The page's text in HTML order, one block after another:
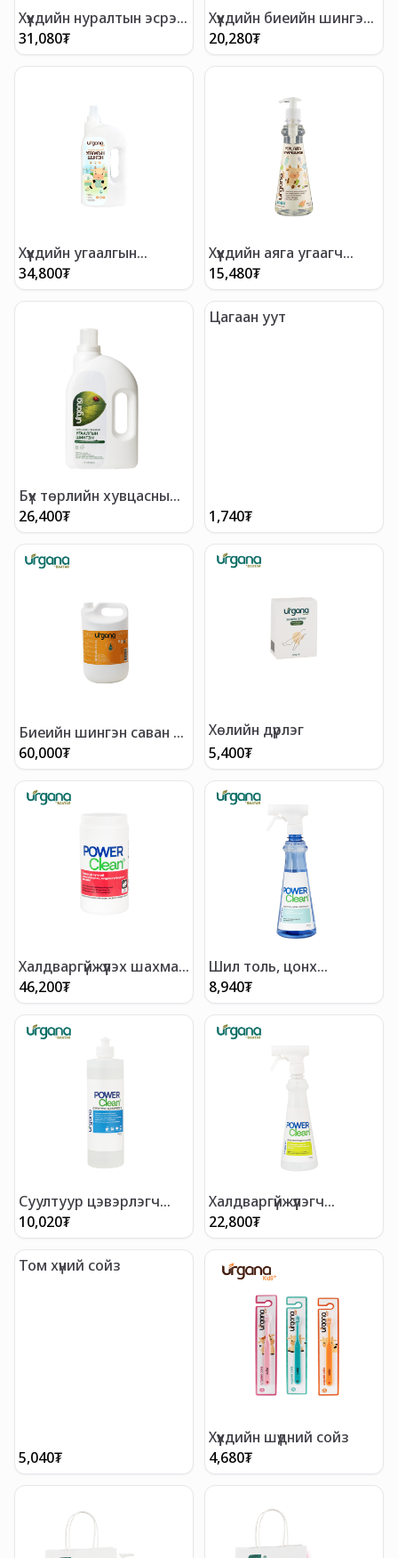
Хүүхдийн нуралтын эсрэг
тос
31,080₮
Хүүхдийн биеийн шингэн
саван & Шампунь
20,280₮
Хүүхдийн угаалгын
шингэн
34,800₮
Хүүхдийн аяга угаагч
шингэн
15,480₮
Бүх төрлийн хувцасны
угаалгын шингэн 1,8
литр
26,400₮
Цагаан уут
1,740₮
Биеийн шингэн саван 5
литр
60,000₮
Хөлийн дүрлэг
5,400₮
Халдваргүйжүүлэх шахмал
300ш
46,200₮
Шил толь, цонх
цэвэрлэгч 500мл
8,940₮
Суултуур цэвэрлэгч
500мл
10,020₮
Халдваргүйжүүлэгч
цацлага 500мл
22,800₮
Том хүний сойз
5,040₮
Хүүхдийн шүдний сойз
4,680₮